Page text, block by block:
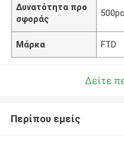
Δυνατότητα προ
σφοράς
Μάρκα FTD
Δείτε
Περίπου εμείς